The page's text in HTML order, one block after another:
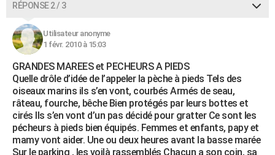
RÉPONSE 2 / 3
Utilisateur anonyme
1 févr. 2010 à 15:03
GRANDES MAREES et PECHEURS A PIEDS
Quelle drôle d’idée de l’appeler la pèche à pieds Tels des
oiseaux marins ils s’en vont, courbés Armés de seau,
râteau, fourche, bêche Bien protégés par leurs bottes et
cirés Ils s’en vont d’un pas décidé pour gratter Ce sont les
pécheurs à pieds bien équipés. Femmes et enfants, papy et
mamy vont aider. Une ou deux heures avant la basse marée
Sur le parking , les voilà rassemblés Chacun a son coin, sa